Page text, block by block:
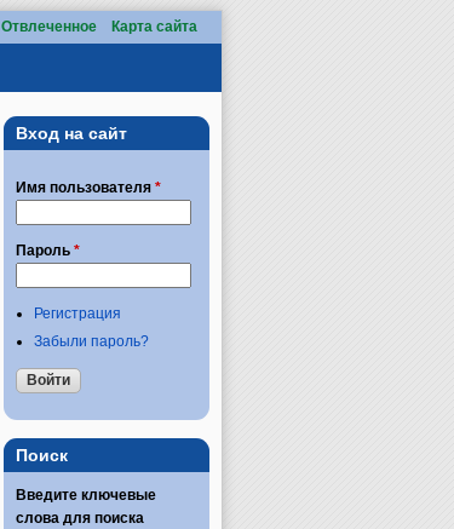
Отвлеченное Карта сайта
Вход на сайт
Имя пользователя *
Пароль *
Регистрация
Забыли пароль?
Поиск
Введите ключевые
слова для поиска